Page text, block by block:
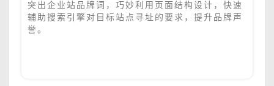
突出企业站品牌词，巧妙利用页面结构设计，快速
辅助搜索引擎对目标站点寻址的要求，提升品牌声
誉。